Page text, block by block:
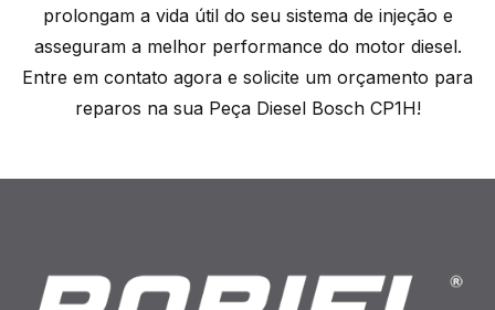
prolongam a vida útil do seu sistema de injeção e
asseguram a melhor performance do motor diesel.
Entre em contato agora e solicite um orçamento para
reparos na sua Peça Diesel Bosch CP1H!